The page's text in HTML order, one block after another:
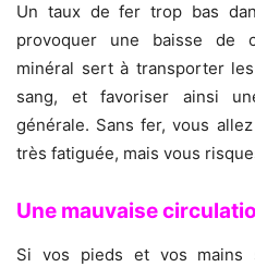
Un taux de fer trop bas
provoquer une baisse de
minéral sert à transporter
sang, et favoriser ainsi
générale. Sans fer, vous
très fatiguée, mais vous
Une mauvaise
Si vos pieds et vos mains